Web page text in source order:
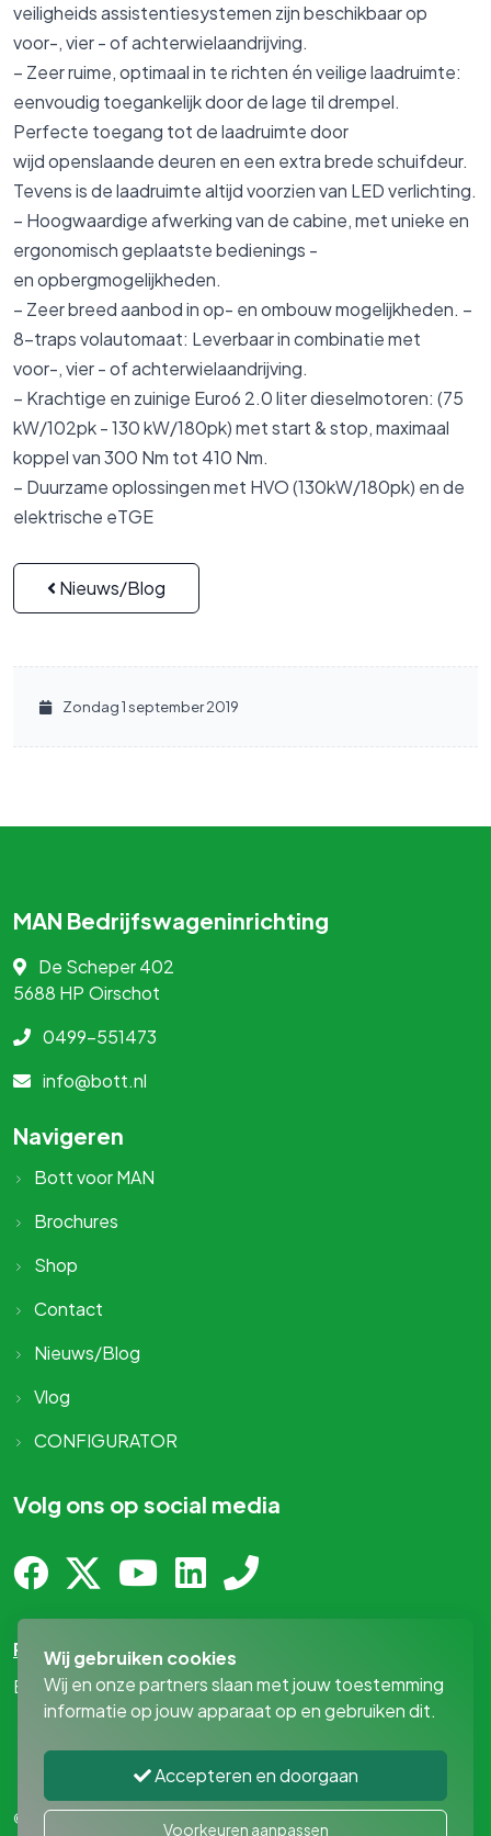
veiligheids assistentiesystemen zijn beschikbaar op
voor-, vier - of achterwielaandrijving.
– Zeer ruime, optimaal in te richten én veilige laadruimte:
eenvoudig toegankelijk door de lage til drempel.
Perfecte toegang tot de laadruimte door
wijd openslaande deuren en een extra brede schuifdeur.
Tevens is de laadruimte altijd voorzien van LED verlichting.
– Hoogwaardige afwerking van de cabine, met unieke en
ergonomisch geplaatste bedienings -
en opbergmogelijkheden.
– Zeer breed aanbod in op- en ombouw mogelijkheden. –
8-traps volautomaat: Leverbaar in combinatie met
voor-, vier - of achterwielaandrijving.
– Krachtige en zuinige Euro6 2.0 liter dieselmotoren: (75
kW/102pk - 130 kW/180pk) met start & stop, maximaal
koppel van 300 Nm tot 410 Nm.
– Duurzame oplossingen met HVO (130kW/180pk) en de
elektrische eTGE
Nieuws/Blog
Zondag 1 september 2019
MAN Bedrijfswageninrichting
De Scheper 402
5688 HP Oirschot
0499-551473
info@bott.nl
Navigeren
Bott voor MAN
Brochures
Shop
Contact
Nieuws/Blog
Vlog
CONFIGURATOR
Volg ons op social media
Privacy-statement
By
MediaPresentaties!
© 2026 - MAN Bedrijfswageninrichting
Wij gebruiken cookies
Wij en onze partners slaan met jouw toestemming
informatie op jouw apparaat op en gebruiken dit.
Accepteren en doorgaan
Voorkeuren aanpassen